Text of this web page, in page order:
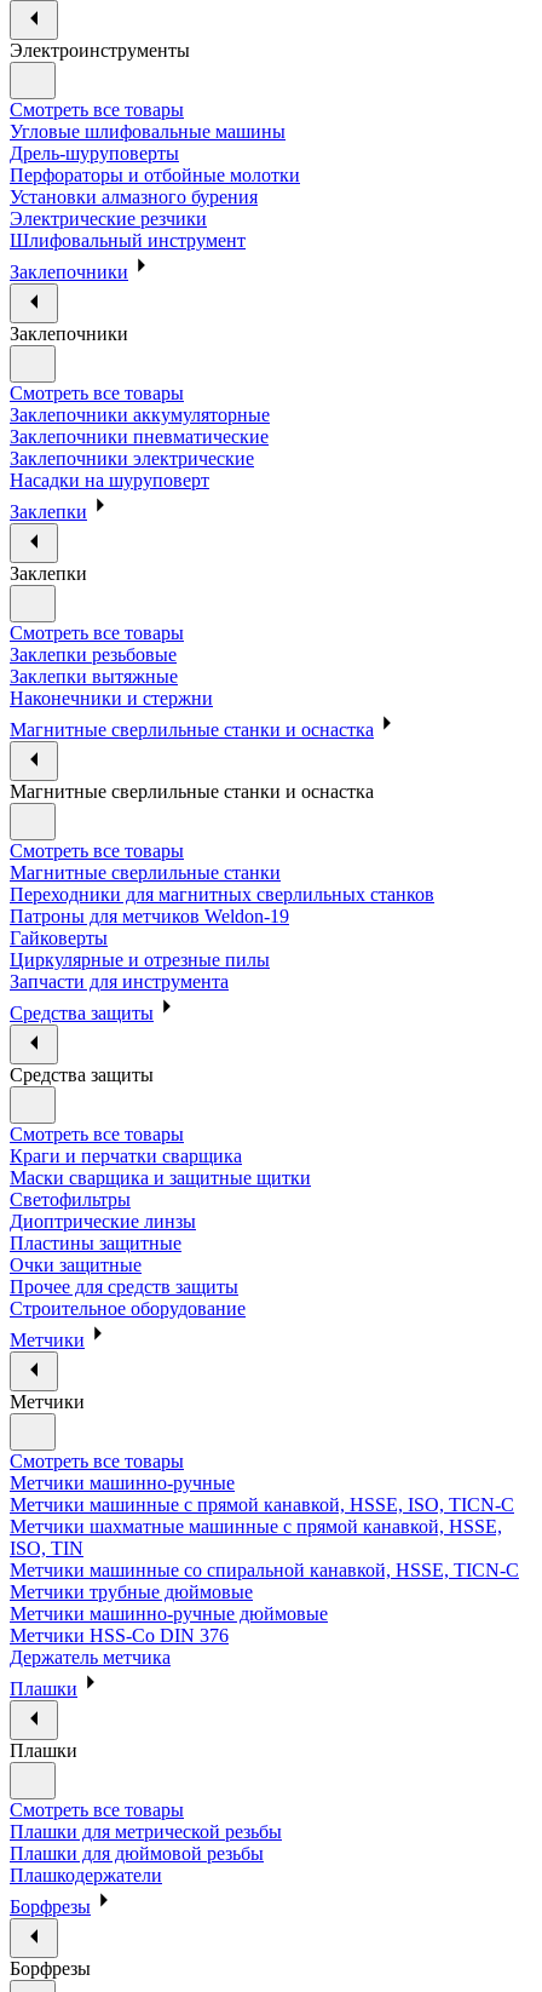
Электроинструменты
Смотреть все товары
Угловые шлифовальные машины
Дрель-шуруповерты
Перфораторы и отбойные молотки
Установки алмазного бурения
Электрические резчики
Шлифовальный инструмент
Заклепочники
Заклепочники
Смотреть все товары
Заклепочники аккумуляторные
Заклепочники пневматические
Заклепочники электрические
Насадки на шуруповерт
Заклепки
Заклепки
Смотреть все товары
Заклепки резьбовые
Заклепки вытяжные
Наконечники и стержни
Магнитные сверлильные станки и оснастка
Магнитные сверлильные станки и оснастка
Смотреть все товары
Магнитные сверлильные станки
Переходники для магнитных сверлильных станков
Патроны для метчиков Weldon-19
Гайковерты
Циркулярные и отрезные пилы
Запчасти для инструмента
Средства защиты
Средства защиты
Смотреть все товары
Краги и перчатки сварщика
Маски сварщика и защитные щитки
Светофильтры
Диоптрические линзы
Пластины защитные
Очки защитные
Прочее для средств защиты
Строительное оборудование
Метчики
Метчики
Смотреть все товары
Метчики машинно-ручные
Метчики машинные с прямой канавкой, HSSE, ISO, TICN-C
Метчики шахматные машинные с прямой канавкой, HSSE,
ISO, TIN
Метчики машинные со спиральной канавкой, HSSE, TICN-C
Метчики трубные дюймовые
Метчики машинно-ручные дюймовые
Метчики HSS-Co DIN 376
Держатель метчика
Плашки
Плашки
Смотреть все товары
Плашки для метрической резьбы
Плашки для дюймовой резьбы
Плашкодержатели
Борфрезы
Борфрезы